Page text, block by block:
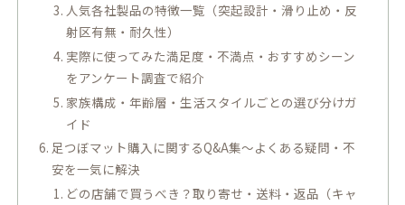
人気各社製品の特徴一覧（突起設計・滑り止め・反
射区有無・耐久性）
実際に使ってみた満足度・不満点・おすすめシーン
をアンケート調査で紹介
家族構成・年齢層・生活スタイルごとの選び分けガ
イド
足つぼマット購入に関するQ&A集～よくある疑問・不
安を一気に解決
どの店舗で買うべき？取り寄せ・送料・返品（キャ